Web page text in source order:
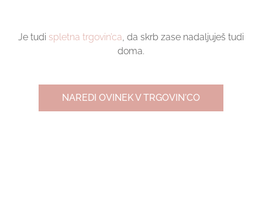
Je tudi spletna trgovin’ca , da skrb zase nadaljuješ tudi
doma.
NAREDI OVINEK V TRGOVIN'CO